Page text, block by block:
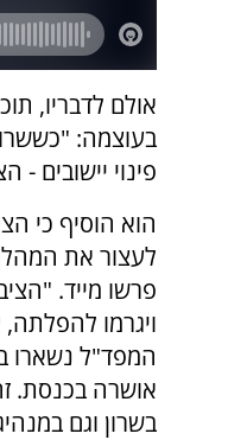
אולם לדבריו,
בעוצמה:
פינוי יישובים
הוא הוסיף כי
לעצור את
פרשו מייד.
ויגרמו
המפד"ל נשארו
אושרה בכנסת.
בשרון וגם